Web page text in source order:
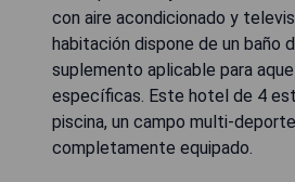
con aire acondicionado y
habitación dispone de un baño
suplemento aplicable para
específicas. Este hotel de 4
piscina, un campo multi-
completamente equipado.